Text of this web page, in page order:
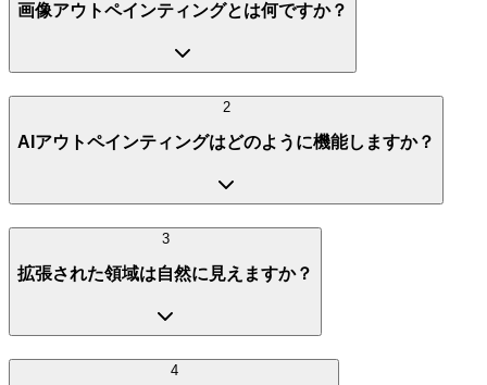
画像アウトペインティングとは何ですか？
2
AIアウトペインティングはどのように機能しますか？
3
拡張された領域は自然に見えますか？
4